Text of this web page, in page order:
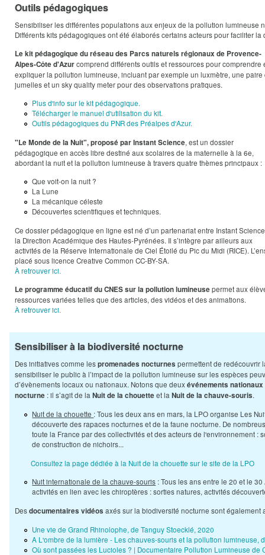
Outils pédagogiques
Sensibiliser les différentes populations aux enjeux de la pollution lumineuse
Différents kits pédagogiques ont été élaborés certains acteurs pour faciliter la
Le kit pédagogique du réseau des Parcs naturels régionaux de Provence-
Alpes-Côte d'Azurcomprend différents outils et ressources pour comprendre
expliquer la pollution lumineuse, incluant par exemple un luxmètre, une paire
jumelles et un sky quality meter pour des observations pratiques. ​
Plus d'info sur le kit pédagogique.
Télécharger le manuel d'utilisation du kit.
Outils pédagogiques du PNR des Préalpes d'Azur.
​"Le Monde de la Nuit", proposé par Instant Science, est un dossier
pédagogique en accès libre destiné aux scolaires de la maternelle à la 6e,
abordant la nuit et la pollution lumineuse à travers quatre thèmes principaux :
Que voit-on la nuit ?
La Lune
La mécanique céleste
Découvertes scientifiques et techniques.
Ce dossier pédagogique en ligne est né d’un partenariat entre Instant
la Direction Académique des Hautes-Pyrénées. Il s’intègre par ailleurs aux
activités de la Réserve Internationale de Ciel Étoilé du Pic du Midi (RICE).
placé sous licence Creative Common CC-BY-SA.
À retrouver ici.
Le programme éducatif du CNES sur la pollution lumineuse permet aux
ressources variées telles que des articles, des vidéos et des animations. ​
À retrouver ici.
Sensibiliser à la biodiversité nocturne
Des initiatives comme lespromenades nocturnes permettent de redécouvrir
sensibiliser le public à l’impact de la pollution lumineuse sur les espèces
d’évènements locaux ou nationaux. Notons que deuxévénements
nocturne : il s’agit de la Nuit de la chouette et la Nuit de la chauve-souris.
Nuit de la chouette : Tous les deux ans en mars, la LPO organise Les
découverte des rapaces nocturnes et de la faune nocturne. De
toute la France par des collectivités et des acteurs de l'environnement :
de construction de nichoirs...
Consultez la page dédiée à la Nuit de la chouette sur le site de la LPO
Nuit internationale de la chauve-souris : Tous les ans entre le 20 et le
activités en lien avec les chiroptères : sorties natures, activités
Desdocumentaires vidéos axés sur la biodiversité nocturne sont également
Une vie de Grand Rhinolophe, de Tanguy Stoecklé, 2020
A L'ombre de la lumière - Les chauves-souris et la pollution lumineuse,
Où sont passées les Lucioles ? | Documentaire Pollution Lumineuse de